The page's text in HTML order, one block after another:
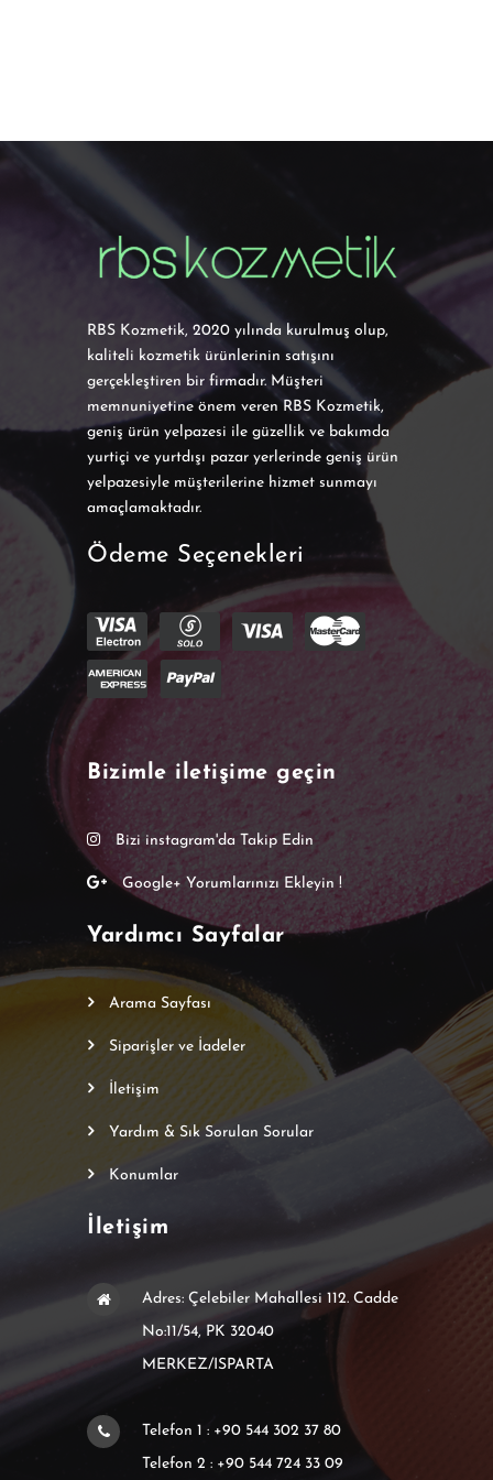
RBS Kozmetik, 2020 yılında kurulmuş olup,
kaliteli kozmetik ürünlerinin satışını
gerçekleştiren bir firmadır. Müşteri
memnuniyetine önem veren RBS Kozmetik,
geniş ürün yelpazesi ile güzellik ve bakımda
yurtiçi ve yurtdışı pazar yerlerinde geniş ürün
yelpazesiyle müşterilerine hizmet sunmayı
amaçlamaktadır.
Ödeme Seçenekleri
Bizimle iletişime geçin
Bizi instagram'da Takip Edin
Google+ Yorumlarınızı Ekleyin !
Yardımcı Sayfalar
Arama Sayfası
Siparişler ve İadeler
İletişim
Yardım & Sık Sorulan Sorular
Konumlar
İletişim
Adres: Çelebiler Mahallesi 112. Cadde
No:11/54, PK 32040
MERKEZ/ISPARTA
Telefon 1 : +90 544 302 37 80
Telefon 2 : +90 544 724 33 09